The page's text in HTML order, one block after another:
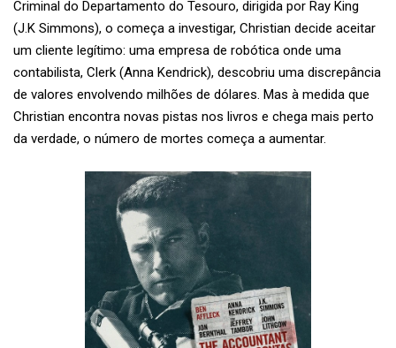
Criminal do Departamento do Tesouro, dirigida por Ray King
(J.K Simmons), o começa a investigar, Christian decide aceitar
um cliente legítimo: uma empresa de robótica onde uma
contabilista, Clerk (Anna Kendrick), descobriu uma discrepância
de valores envolvendo milhões de dólares. Mas à medida que
Christian encontra novas pistas nos livros e chega mais perto
da verdade, o número de mortes começa a aumentar.